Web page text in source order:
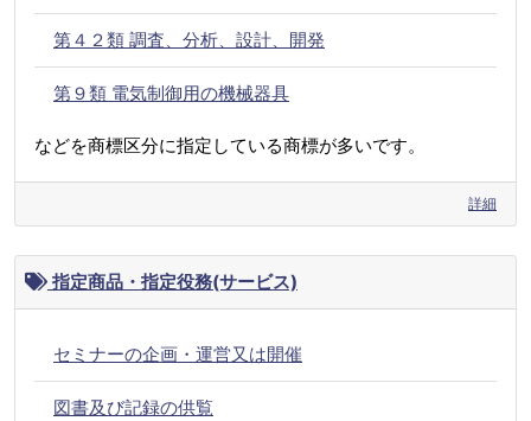
第４２類 調査、分析、設計、開発
第９類 電気制御用の機械器具
などを商標区分に指定している商標が多いです。
詳細
指定商品・指定役務(サービス)
セミナーの企画・運営又は開催
図書及び記録の供覧